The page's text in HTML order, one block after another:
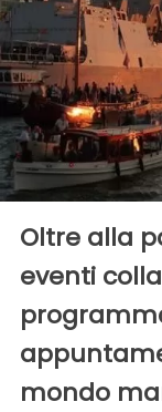
Oltre alla
eventi
mondo